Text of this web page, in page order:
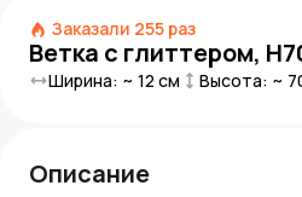
Заказали 255 раз
Ветка с глиттером,
Ширина: ~ 12 см Высота: ~
Описание